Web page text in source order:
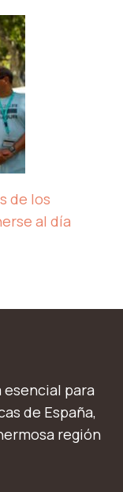
de los
al día
esencial para
de España,
región